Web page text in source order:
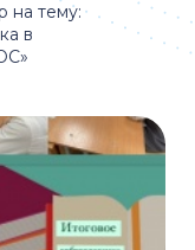
на тему:
в